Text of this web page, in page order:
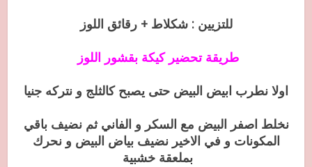
للتزيين : شكلاط + رقائق اللوز
طريقة تحضير كيكة بقشور اللوز
اولا نطرب ابيض البيض حتى يصبح كالثلج و نتركه جنيا
نخلط اصفر البيض مع السكر و الفاني ثم نضيف باقي
المكونات و في الاخير نضيف بياض البيض و نحرك
بملعقة خشبية